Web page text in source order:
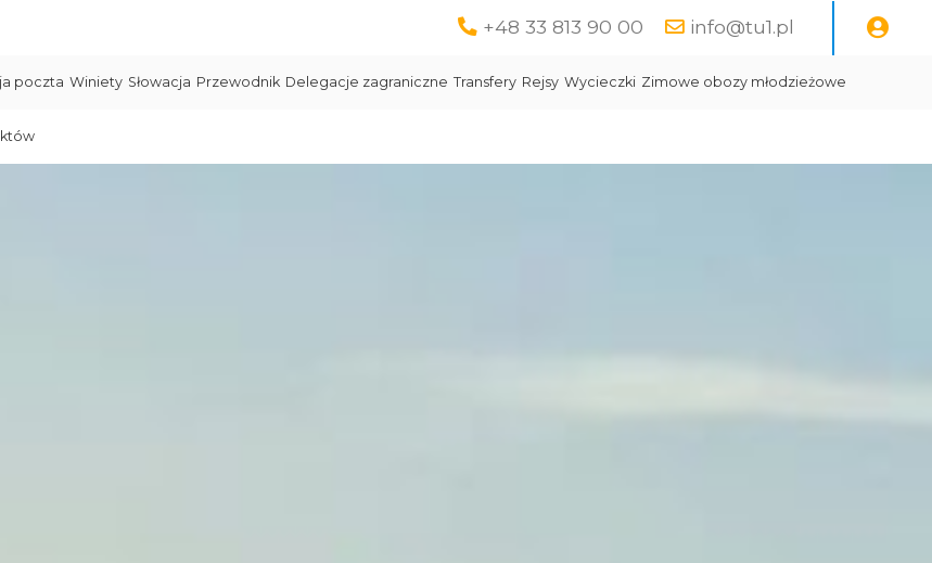
+48 33 813 90 00 info@tu1.pl
poczta Winiety Słowacja Przewodnik Delegacje zagraniczne Transfery Rejsy Wycieczki Zimowe obozy młodzieżowe